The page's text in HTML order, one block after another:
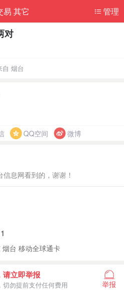
管理
易 其它
对
自 烟台
QQ空间 微博
息网看到的，谢谢！
台 移动全球通卡
请立即举报
勿提前支付任何费用 举报